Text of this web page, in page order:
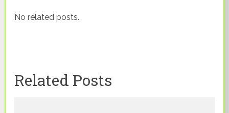
No related posts.
Related Posts